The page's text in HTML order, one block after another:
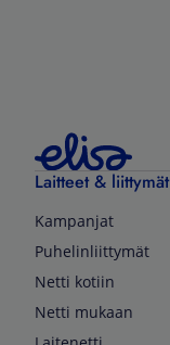
Laitteet & liittymät
Kampanjat
Puhelinliittymät
Netti kotiin
Netti mukaan